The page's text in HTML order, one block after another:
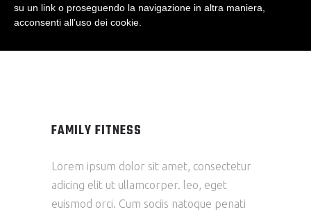
FAMILY FITNESS
Lorem ipsum dolor sit amet, consectetur
adicing elit ut ullamcorper. leo, eget
euismod orci. Cum sociis natoque penati
su un link o proseguendo la navigazione in altra maniera,
acconsenti all’uso dei cookie.